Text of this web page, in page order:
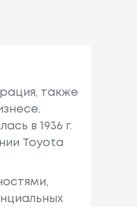
также
в 1936 г.
Toyota